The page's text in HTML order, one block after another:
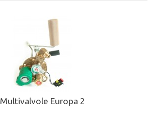
Multivalvole Europa 2